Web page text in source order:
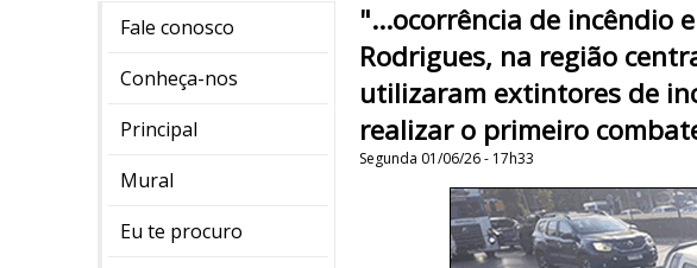
Fale conosco
Conheça-nos
Principal
Mural
Eu te procuro
"...ocorrência de incêndio
Rodrigues, na região
utilizaram extintores de
realizar o primeiro
Segunda 01/06/26 - 17h33